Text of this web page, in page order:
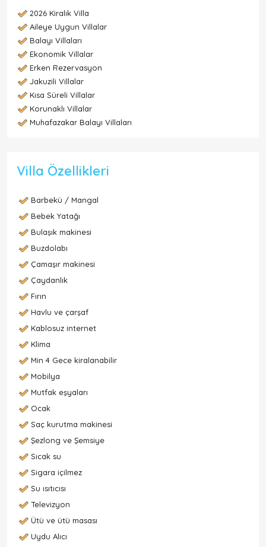
2026 Kiralık Villa
Aileye Uygun Villalar
Balayı Villaları
Ekonomik Villalar
Erken Rezervasyon
Jakuzili Villalar
Kısa Süreli Villalar
Korunaklı Villalar
Muhafazakar Balayı Villaları
Villa Özellikleri
Barbekü / Mangal
Bebek Yatağı
Bulaşık makinesi
Buzdolabı
Çamaşır makinesi
Çaydanlık
Fırın
Havlu ve çarşaf
Kablosuz internet
Klima
Min 4 Gece kiralanabilir
Mobilya
Mutfak eşyaları
Ocak
Saç kurutma makinesi
Şezlong ve Şemsiye
Sıcak su
Sigara içilmez
Su ısıtıcısı
Televizyon
Ütü ve ütü masası
Uydu Alıcı